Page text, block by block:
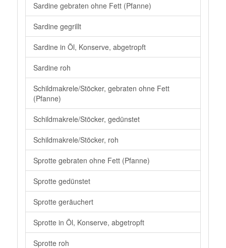
Sardine gebraten ohne Fett (Pfanne)
Sardine gegrillt
Sardine in Öl, Konserve, abgetropft
Sardine roh
Schildmakrele/Stöcker, gebraten ohne Fett
(Pfanne)
Schildmakrele/Stöcker, gedünstet
Schildmakrele/Stöcker, roh
Sprotte gebraten ohne Fett (Pfanne)
Sprotte gedünstet
Sprotte geräuchert
Sprotte in Öl, Konserve, abgetropft
Sprotte roh